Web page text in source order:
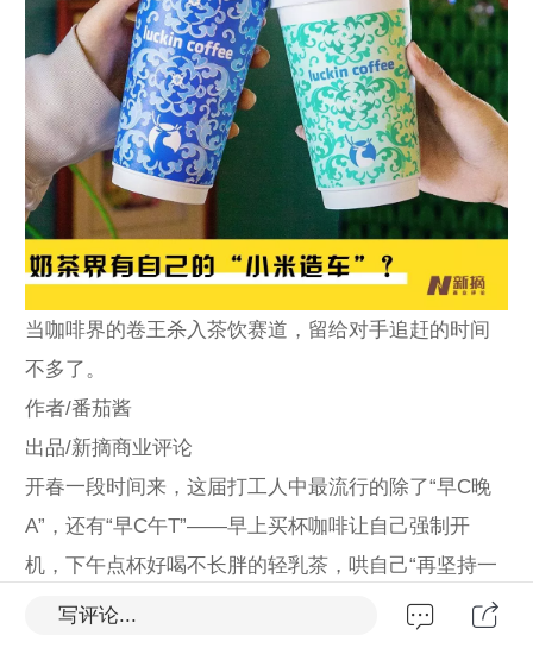
当咖啡界的卷王杀入茶饮赛道，留给对手追赶的时间
不多了。
作者/番茄酱
出品/新摘商业评论
开春一段时间来，这届打工人中最流行的除了“早C晚
A”，还有“早C午T”——早上买杯咖啡让自己强制开
机，下午点杯好喝不长胖的轻乳茶，哄自己“再坚持一
下”，一套连招下来，承包一天的快乐。正因如此，之
写评论...